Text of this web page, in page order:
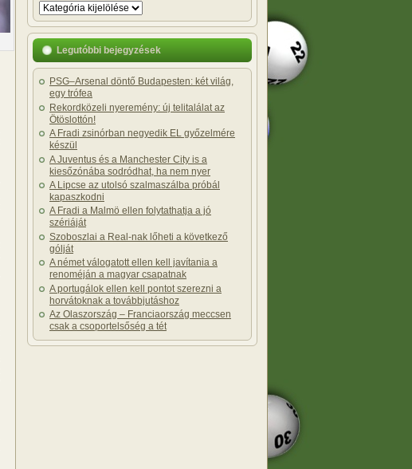
Legutóbbi bejegyzések
PSG–Arsenal döntő Budapesten: két világ,
egy trófea
Rekordközeli nyeremény: új telitalálat az
Ötöslottón!
A Fradi zsinórban negyedik EL győzelmére
készül
A Juventus és a Manchester City is a
kiesőzónába sodródhat, ha nem nyer
A Lipcse az utolsó szalmaszálba próbál
kapaszkodni
A Fradi a Malmö ellen folytathatja a jó
szériáját
Szoboszlai a Real-nak lőheti a következő
gólját
A német válogatott ellen kell javítania a
renoméján a magyar csapatnak
A portugálok ellen kell pontot szerezni a
horvátoknak a továbbjutáshoz
Az Olaszország – Franciaország meccsen
csak a csoportelsőség a tét